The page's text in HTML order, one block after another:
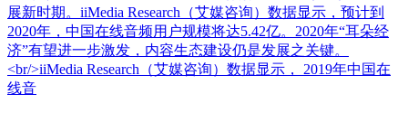
展新时期。iiMedia Research（艾媒咨询）数据显示，预计到
2020年，中国在线音频用户规模将达5.42亿。2020年“耳朵经
济”有望进一步激发，内容生态建设仍是发展之关键。
<br/>iiMedia Research（艾媒咨询）数据显示， 2019年中国在
线音